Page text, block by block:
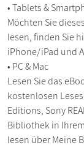
• Tablets &
Möchten Sie
lesen, finden Sie
iPhone/iPad und
• PC & Mac
Lesen Sie das
kostenlosen
Editions, Sony
Bibliothek in
lesen über Meine